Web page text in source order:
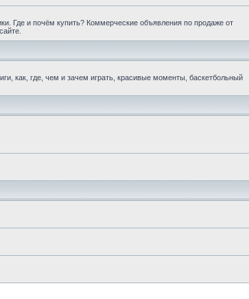
Где и почём купить? Коммерческие объявления по продаже от
как, где, чем и зачем играть, красивые моменты, баскетбольный